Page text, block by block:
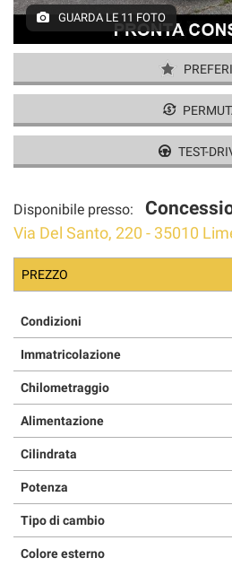
GUARDA LE 11 FOTO
TEST-
Disponibile presso:
Via Del Santo, 220 - 35010
PREZZO
Condizioni
Immatricolazione
Chilometraggio
Alimentazione
Cilindrata
Potenza
Tipo di cambio
Colore esterno